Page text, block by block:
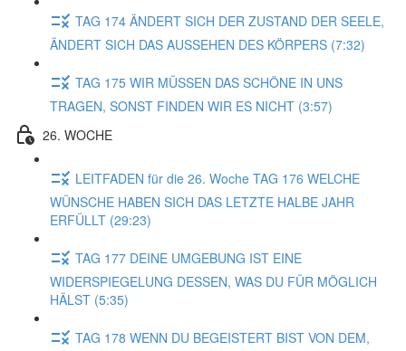
TAG 174 ÄNDERT SICH DER ZUSTAND DER SEELE,
ÄNDERT SICH DAS AUSSEHEN DES KÖRPERS (7:32)
TAG 175 WIR MÜSSEN DAS SCHÖNE IN UNS
TRAGEN, SONST FINDEN WIR ES NICHT (3:57)
26. WOCHE
LEITFADEN für die 26. Woche TAG 176 WELCHE
WÜNSCHE HABEN SICH DAS LETZTE HALBE JAHR
ERFÜLLT (29:23)
TAG 177 DEINE UMGEBUNG IST EINE
WIDERSPIEGELUNG DESSEN, WAS DU FÜR MÖGLICH
HÄLST (5:35)
TAG 178 WENN DU BEGEISTERT BIST VON DEM,